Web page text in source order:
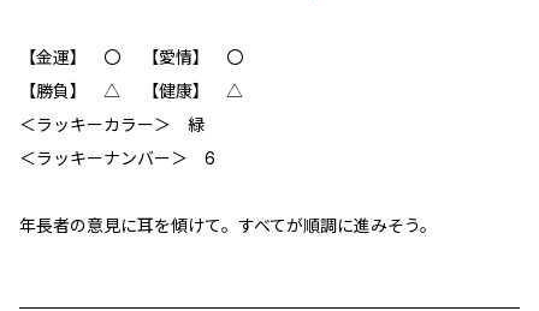
【金運】 〇 【愛情】 〇
【勝負】 △ 【健康】 △
＜ラッキーカラー＞ 緑
＜ラッキーナンバー＞ 6
年長者の意見に耳を傾けて。すべてが順調に進みそう。